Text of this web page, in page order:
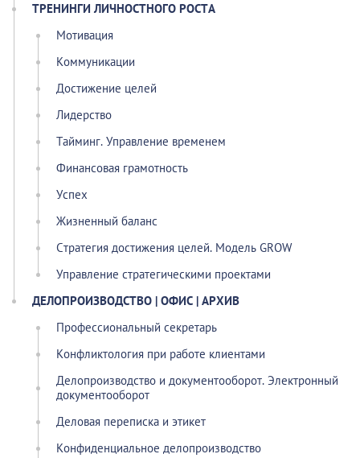
ТРЕНИНГИ ЛИЧНОСТНОГО РОСТА
Мотивация
Коммуникации
Достижение целей
Лидерство
Тайминг. Управление временем
Финансовая грамотность
Успех
Жизненный баланс
Стратегия достижения целей. Модель GROW
Управление стратегическими проектами
ДЕЛОПРОИЗВОДСТВО | ОФИС | АРХИВ
Профессиональный секретарь
Конфликтология при работе клиентами
Делопроизводство и документооборот. Электронный
документооборот
Деловая переписка и этикет
Конфиденциальное делопроизводство